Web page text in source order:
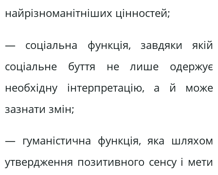
найрізноманітніших цінностей;
— соціальна функція, завдяки якій
соціальне буття не лише одержує
необхідну інтерпретацію, а й може
зазнати змін;
— гуманістична функція, яка шляхом
утвердження позитивного сенсу і мети